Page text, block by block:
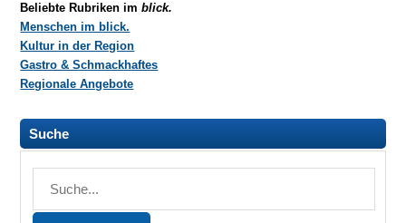
Beliebte Rubriken im blick.
Menschen im blick.
Kultur in der Region
Gastro & Schmackhaftes
Regionale Angebote
Suche